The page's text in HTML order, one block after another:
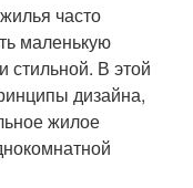
часто
маленькую
стильной. В этой
дизайна,
жилое